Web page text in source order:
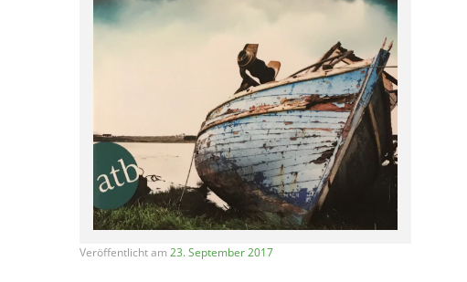
Veröffentlicht am 23. September 2017